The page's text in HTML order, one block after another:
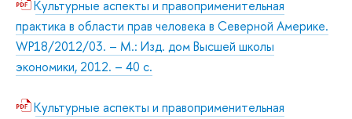
Культурные аспекты и правоприменительная
практика в области прав человека в Северной Америке.
WP18/2012/03. – М.: Изд. дом Высшей школы
экономики, 2012. – 40 с.
Культурные аспекты и правоприменительная